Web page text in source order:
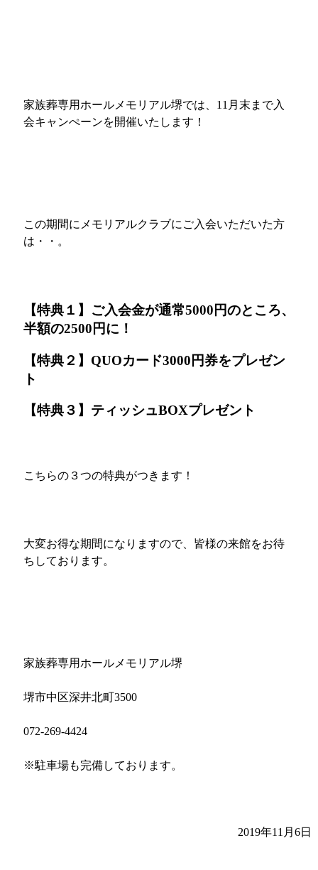
家族葬専用ホールメモリアル堺では、11月末まで入
会キャンぺーンを開催いたします！
この期間にメモリアルクラブにご入会いただいた方
は・・。
【特典１】ご入会金が通常5000円のところ、
半額の2500円に！
【特典２】QUOカード3000円券をプレゼン
ト
【特典３】ティッシュBOXプレゼント
こちらの３つの特典がつきます！
大変お得な期間になりますので、皆様の来館をお待
ちしております。
家族葬専用ホールメモリアル堺
堺市中区深井北町3500
072-269-4424
※駐車場も完備しております。
2019年11月6日